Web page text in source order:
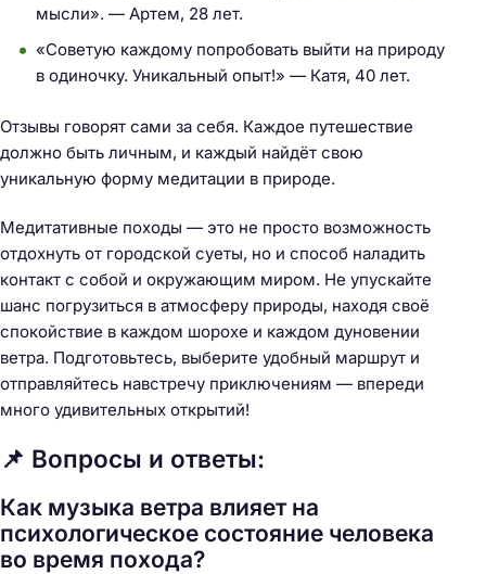
мысли». — Артем, 28 лет.
«Советую каждому попробовать выйти на природу
в одиночку. Уникальный опыт!» — Катя, 40 лет.
Отзывы говорят сами за себя. Каждое путешествие
должно быть личным, и каждый найдёт свою
уникальную форму медитации в природе.
Медитативные походы — это не просто возможность
отдохнуть от городской суеты, но и способ наладить
контакт с собой и окружающим миром. Не упускайте
шанс погрузиться в атмосферу природы, находя своё
спокойствие в каждом шорохе и каждом дуновении
ветра. Подготовьтесь, выберите удобный маршрут и
отправляйтесь навстречу приключениям — впереди
много удивительных открытий!
📌 Вопросы и ответы:
Как музыка ветра влияет на
психологическое состояние человека
во время похода?